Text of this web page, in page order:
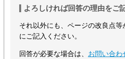
よろしければ回答の理由をご
それ以外にも、ページの改良点
にご記入ください。
回答が必要な場合は、 お問い合わ